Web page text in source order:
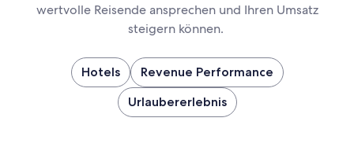
wertvolle Reisende ansprechen und Ihren Umsatz
steigern können.
Hotels
Revenue Performance
Urlaubererlebnis